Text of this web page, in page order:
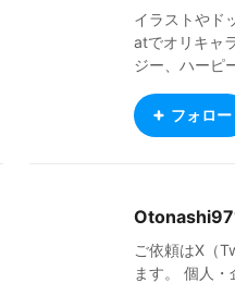
イラストやド
atでオリキャ
ジー、ハーピ
Chat:Teaf
ttp://
フォロー
ご依頼はX（
ます。 個人